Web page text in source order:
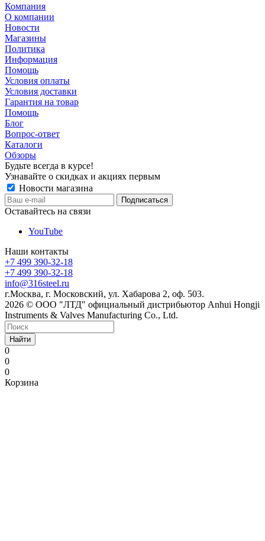
Компания
О компании
Новости
Магазины
Политика
Информация
Помощь
Условия оплаты
Условия доставки
Гарантия на товар
Помощь
Блог
Вопрос-ответ
Каталоги
Обзоры
Будьте всегда в курсе!
Узнавайте о скидках и акциях первым
Новости магазина
Оставайтесь на связи
YouTube
Наши контакты
+7 499 390-32-18
+7 499 390-32-18
info@316steel.ru
г.Москва, г. Московский, ул. Хабарова 2, оф. 503.
2026 © ООО "ЛТД" официальный дистрибьютор Anhui Hongji
Instruments & Valves Manufacturing Co., Ltd.
Найти
0
0
0
Корзина